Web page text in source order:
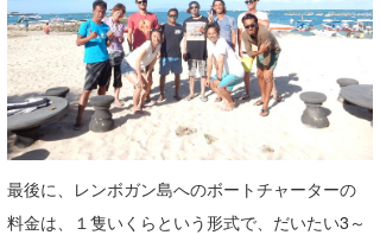
最後に、レンボガン島へのボートチャーターの
料金は、１隻いくらという形式で、だいたい3～